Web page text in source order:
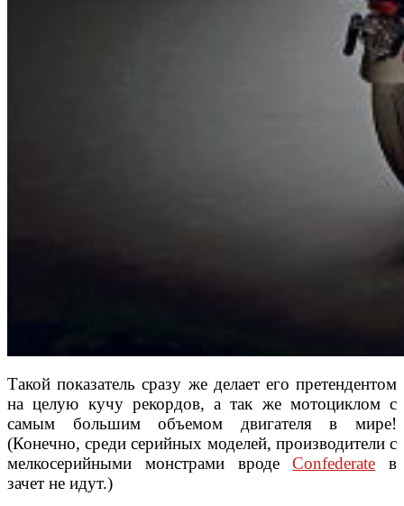
Такой показатель сразу же делает его претендентом
на целую кучу рекордов, а так же мотоциклом с
самым большим объемом двигателя в мире!
(Конечно, среди серийных моделей, производители с
мелкосерийными монстрами вродеConfederate в
зачет не идут.)